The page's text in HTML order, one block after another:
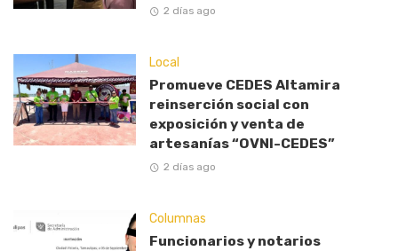
2 días ago
Local
Promueve CEDES Altamira
reinserción social con
exposición y venta de
artesanías “OVNI-CEDES”
2 días ago
Columnas
Funcionarios y notarios